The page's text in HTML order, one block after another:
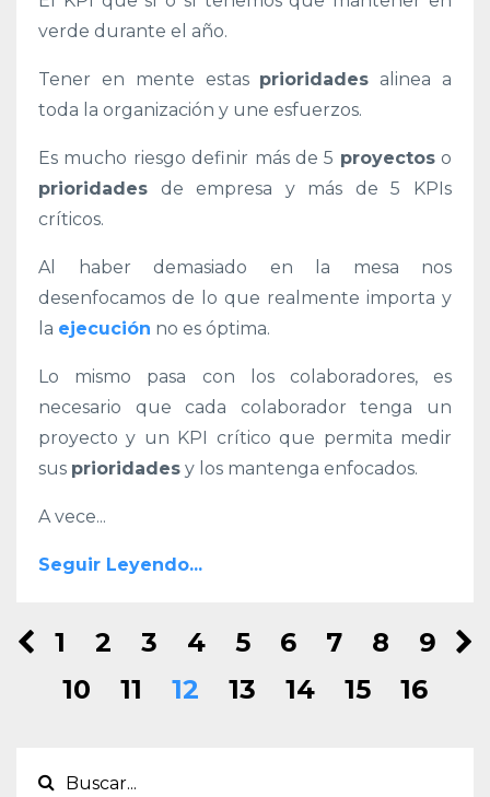
verde durante el año.
Tener en mente estas prioridades alinea a
toda la organización y une esfuerzos.
Es mucho riesgo definir más de 5 proyectoso
prioridades de empresa y más de 5 KPIs
críticos.
Al haber demasiado en la mesa nos
desenfocamos de lo que realmente importa y
la ejecución no es óptima.
Lo mismo pasa con los colaboradores, es
necesario que cada colaborador tenga un
proyecto y un KPI crítico que permita medir
sus prioridades y los mantenga enfocados.
A vece...
Seguir Leyendo...
1 2 3 4 5 6 7 8
9
10
11 12 13 14 15 16